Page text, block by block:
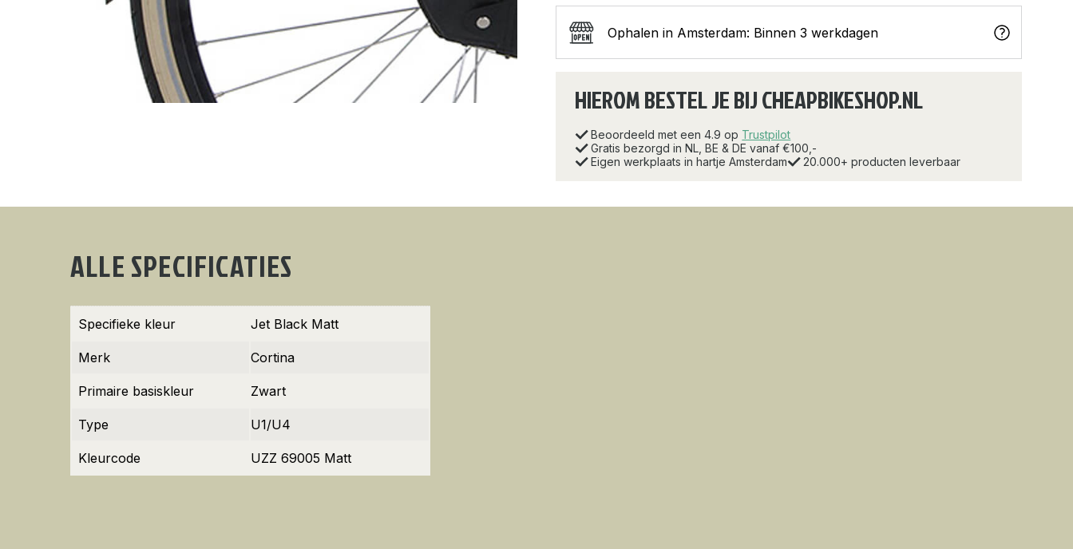
aantal
Ophalen in Amsterdam: Binnen 3 werkdagen
HIEROM BESTEL JE BIJ CHEAPBIKESHOP.NL
Beoordeeld met een 4.9 op Trustpilot
Gratis bezorgd in NL, BE & DE vanaf €100,-
Eigen werkplaats in hartje Amsterdam
20.000+ producten leverbaar
ALLE SPECIFICATIES
Specifieke kleur Jet Black Matt
Merk Cortina
Primaire basiskleur Zwart
Type U1/U4
Kleurcode UZZ 69005 Matt